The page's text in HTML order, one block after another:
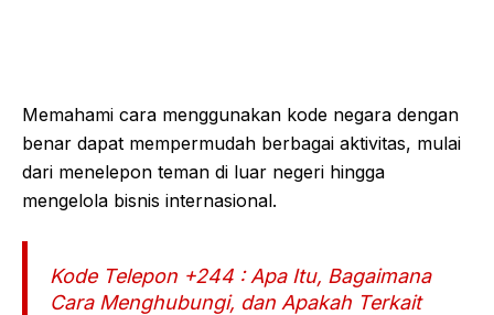
Memahami cara menggunakan kode negara dengan
benar dapat mempermudah berbagai aktivitas, mulai
dari menelepon teman di luar negeri hingga
mengelola bisnis internasional.
Kode Telepon +244 : Apa Itu, Bagaimana
Cara Menghubungi, dan Apakah Terkait